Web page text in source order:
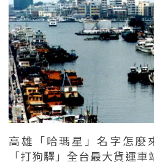
高雄「哈瑪星」名字怎麼
「打狗驛」全台最大貨運